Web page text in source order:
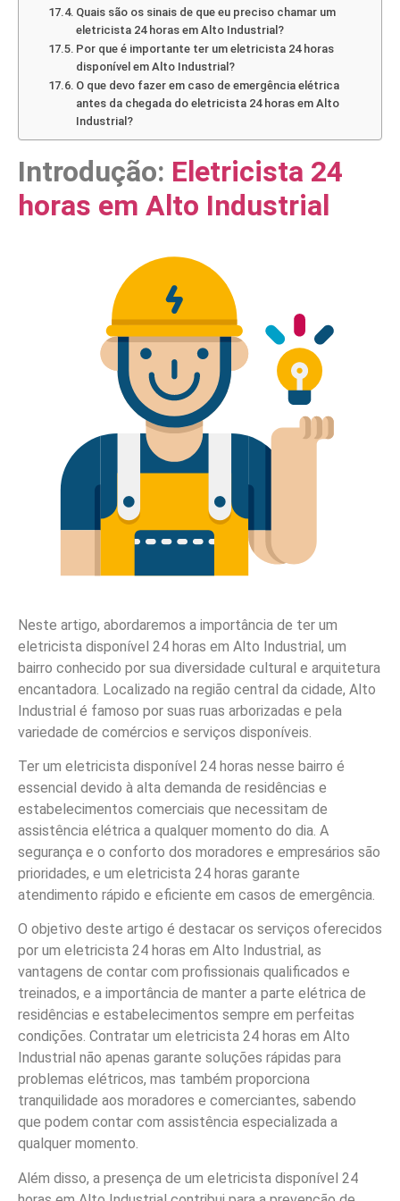
Quais são os sinais de que eu preciso chamar um
eletricista 24 horas em Alto Industrial?
Por que é importante ter um eletricista 24 horas
disponível em Alto Industrial?
O que devo fazer em caso de emergência elétrica
antes da chegada do eletricista 24 horas em Alto
Industrial?
Introdução: Eletricista 24
horas em Alto Industrial
Neste artigo, abordaremos a importância de ter um
eletricista disponível 24 horas em Alto Industrial, um
bairro conhecido por sua diversidade cultural e arquitetura
encantadora. Localizado na região central da cidade, Alto
Industrial é famoso por suas ruas arborizadas e pela
variedade de comércios e serviços disponíveis.
Ter um eletricista disponível 24 horas nesse bairro é
essencial devido à alta demanda de residências e
estabelecimentos comerciais que necessitam de
assistência elétrica a qualquer momento do dia. A
segurança e o conforto dos moradores e empresários são
prioridades, e um eletricista 24 horas garante
atendimento rápido e eficiente em casos de emergência.
O objetivo deste artigo é destacar os serviços oferecidos
por um eletricista 24 horas em Alto Industrial, as
vantagens de contar com profissionais qualificados e
treinados, e a importância de manter a parte elétrica de
residências e estabelecimentos sempre em perfeitas
condições. Contratar um eletricista 24 horas em Alto
Industrial não apenas garante soluções rápidas para
problemas elétricos, mas também proporciona
tranquilidade aos moradores e comerciantes, sabendo
que podem contar com assistência especializada a
qualquer momento.
Além disso, a presença de um eletricista disponível 24